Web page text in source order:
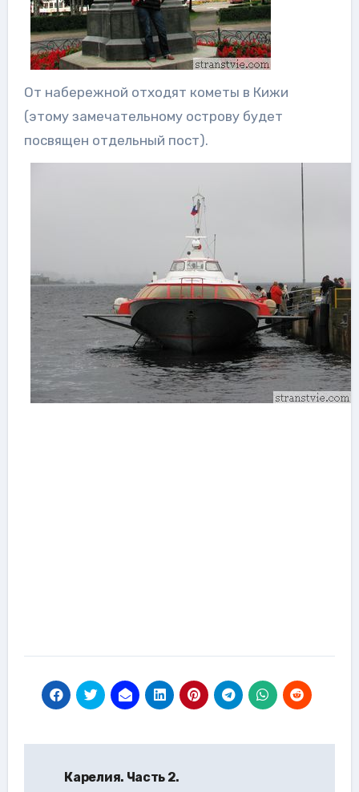
От набережной отходят кометы в Кижи
(этому замечательному острову будет
посвящен отдельный пост).
Карелия. Часть 2.